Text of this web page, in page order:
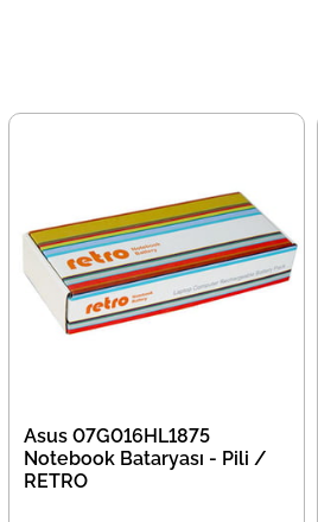
Asus 07G016HL1875
Notebook Bataryası - Pili /
RETRO